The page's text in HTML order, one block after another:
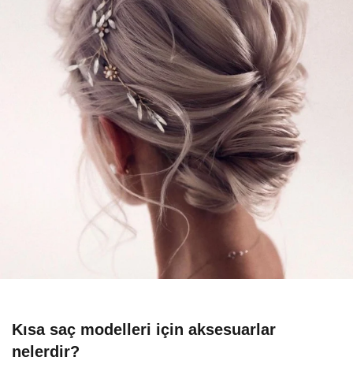
Kısa saç modelleri için aksesuarlar
nelerdir?